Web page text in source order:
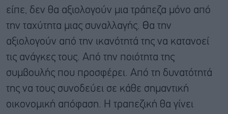
είπε, δεν θα αξιολογούν μια τράπεζα μόνο από
την ταχύτητα μιας συναλλαγής. Θα την
αξιολογούν από την ικανότητά της να κατανοεί
τις ανάγκες τους. Από την ποιότητα της
συμβουλής που προσφέρει. Από τη δυνατότητά
της να τους συνοδεύει σε κάθε σημαντική
οικονομική απόφαση. Η τραπεζική θα γίνει